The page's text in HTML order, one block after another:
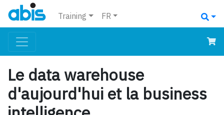
Training FR
Le data warehouse
d'aujourd'hui et la business